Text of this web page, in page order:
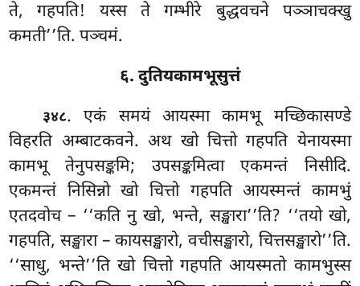
ते, गहपति! यस्स ते गम्भीरे बुद्धवचने पञ्ञाचक्खु
कमती’’ति. पञ्चमं.
६. दुतियकामभूसुत्तं
३४८. एकं समयं आयस्मा कामभू मच्छिकासण्डे
विहरति अम्बाटकवने. अथ खो चित्तो गहपति येनायस्मा
कामभू तेनुपसङ्कमि; उपसङ्कमित्वा एकमन्तं निसीदि.
एकमन्तं निसिन्नो खो चित्तो गहपति आयस्मन्तं कामभुं
एतदवोच – ‘‘कति नु खो, भन्ते, सङ्खारा’’ति? ‘‘तयो खो,
गहपति, सङ्खारा – कायसङ्खारो, वचीसङ्खारो, चित्तसङ्खारो’’ति.
‘‘साधु, भन्ते’’ति खो चित्तो गहपति आयस्मतो कामभुस्स